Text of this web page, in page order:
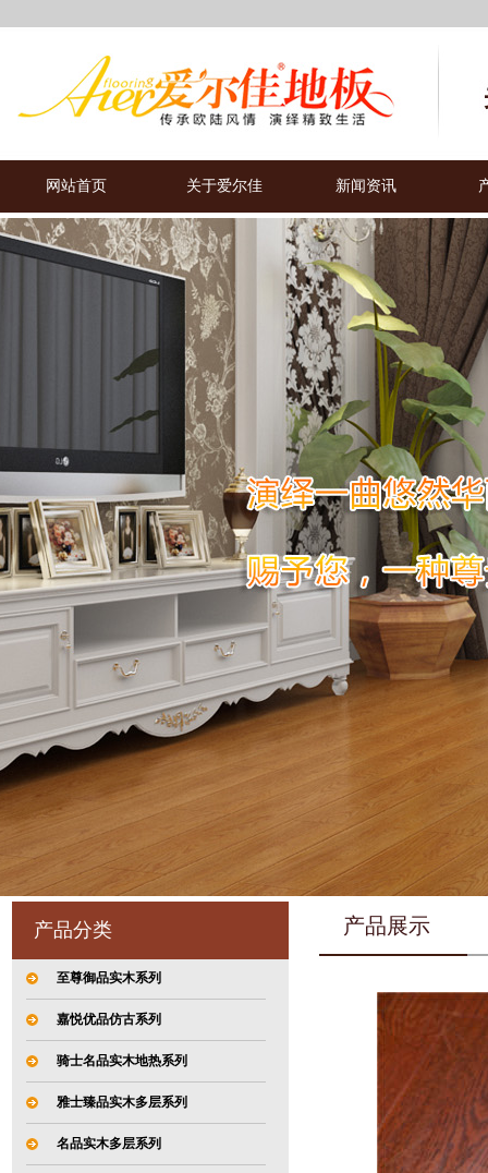
网站首页 关于爱尔佳 新闻资讯
产品分类
至尊御品实木系列
嘉悦优品仿古系列
骑士名品实木地热系列
雅士臻品实木多层系列
名品实木多层系列
产品展示